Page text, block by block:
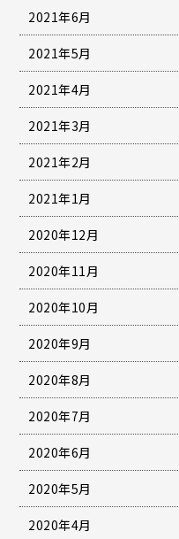
2021年6月
2021年5月
2021年4月
2021年3月
2021年2月
2021年1月
2020年12月
2020年11月
2020年10月
2020年9月
2020年8月
2020年7月
2020年6月
2020年5月
2020年4月